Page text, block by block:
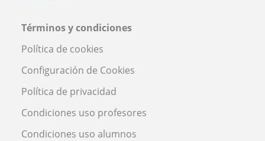
Términos y condiciones
Política de cookies
Configuración de Cookies
Política de privacidad
Condiciones uso profesores
Condiciones uso alumnos